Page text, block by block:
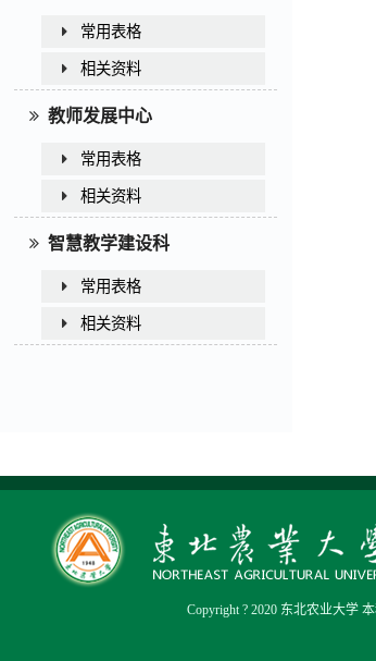
常用表格
相关资料
教师发展中心
常用表格
相关资料
智慧教学建设科
常用表格
相关资料
Copyright ? 2020 东北农业大学